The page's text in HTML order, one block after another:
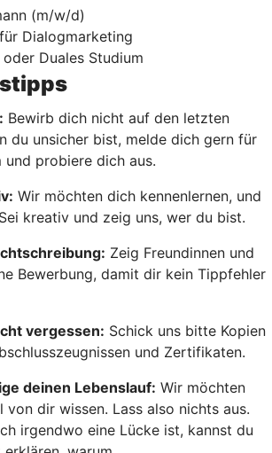
(m/w/d)
Dialogmarketing
Duales Studium
Bewirb dich nicht auf den letzten
du unsicher bist, melde dich gern für
und probiere dich aus.
Wir möchten dich kennenlernen, und
kreativ und zeig uns, wer du bist.
Zeig Freundinnen und
Bewerbung, damit dir kein Tippfehler
vergessen: Schick uns bitte Kopien
und Zertifikaten.
deinen Lebenslauf: Wir möchten
von dir wissen. Lass also nichts aus.
irgendwo eine Lücke ist, kannst du